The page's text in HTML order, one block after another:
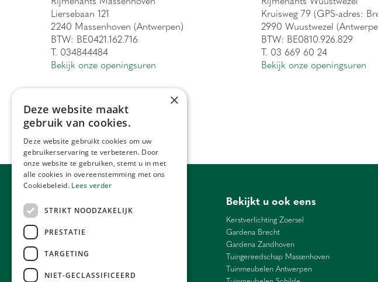
Liersebaan 121
2240 Massenhoven (Antwerpen)
BTW: BE0421.162.716
T. 034844484
Bekijk onze openingsuren
Kruisweg 79 (GPS-adres:
2990 Wuustwezel
BTW: BE0810.926.829
T. 03 669 60 24
Bekijk onze openingsuren
Bloemen Antwerpen
Bloemen Schilde
Bekijkt u ook eens
Kerstverlichting Zoersel
Gardena Brecht
Gardena Zandhoven
Tuingereedschap Massenhoven
Tuinmeubelen Antwerpen
×
Deze website maakt
gebruik van cookies.
Deze website gebruikt cookies om uw
gebruikerservaring te verbeteren. Door
onze website te gebruiken, stemt u in met
alle cookies in overeenstemming met ons
Cookiebeleid. Lees verder
STRIKT NOODZAKELIJK
PRESTATIE
TARGETING
NIET-GECLASSIFICEERD